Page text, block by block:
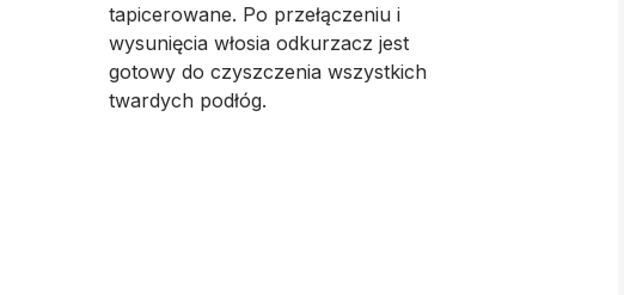
tapicerowane. Po przełączeniu i
wysunięcia włosia odkurzacz jest
gotowy do czyszczenia wszystkich
twardych podłóg.